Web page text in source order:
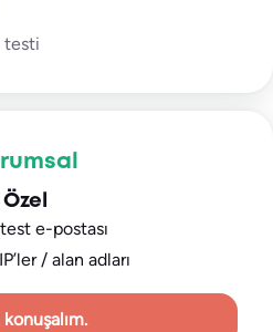
testi
Özel
test e-postası
/ alan adları
konuşalım.